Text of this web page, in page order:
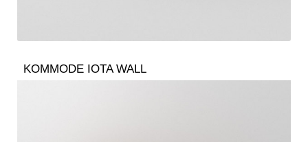
KOMMODE IOTA WALL